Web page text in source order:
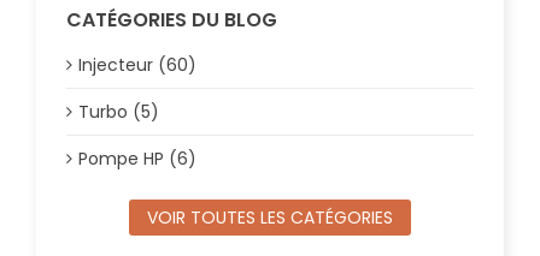
CATÉGORIES DU BLOG
Injecteur (60)
Turbo (5)
Pompe HP (6)
VOIR TOUTES LES CATÉGORIES